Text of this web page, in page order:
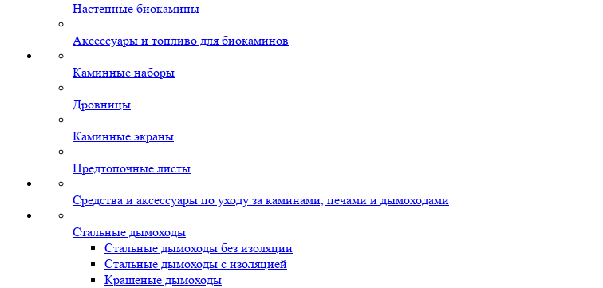
Настенные биокамины
Аксессуары и топливо для биокаминов
Каминные наборы
Дровницы
Каминные экраны
Предтопочные листы
Средства и аксессуары по уходу за каминами, печами и дымоходами
Стальные дымоходы
Стальные дымоходы без изоляции
Стальные дымоходы с изоляцией
Крашеные дымоходы